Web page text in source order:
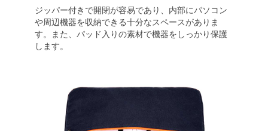
ジッパー付きで開閉が容易であり、内部にパソコン
や周辺機器を収納できる十分なスペースがありま
す。また、パッド入りの素材で機器をしっかり保護
します。